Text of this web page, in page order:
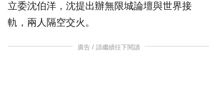
立委沈伯洋，沈提出辦無限城論壇與世界接
軌，兩人隔空交火。
廣告 / 請繼續往下閱讀